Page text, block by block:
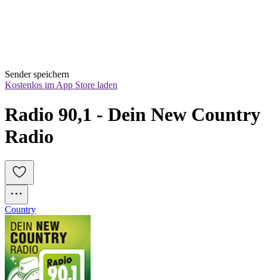
Sender speichern
Kostenlos im App Store laden
Radio 90,1 - Dein New Country
Radio
Country